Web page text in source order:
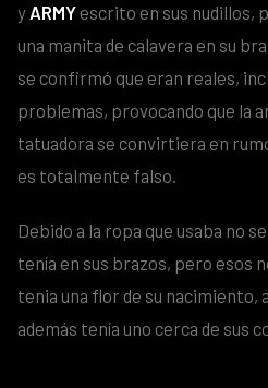
yARMY escrito en sus nudillos,
una manita de calavera en su
se confirmó que eran reales,
problemas, provocando que la
tatuadora se convirtiera en
es totalmente falso.
Debido a la ropa que usaba no
tenía en sus brazos, pero esos
tenia una flor de su nacimiento,
además tenía uno cerca de sus